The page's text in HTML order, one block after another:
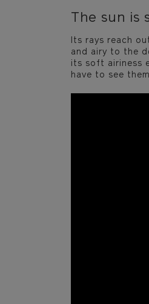
The sun is
Its rays reach
and airy to the
its soft airiness
have to see